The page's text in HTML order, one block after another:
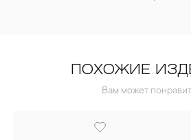
ПОХОЖИЕ
Вам может